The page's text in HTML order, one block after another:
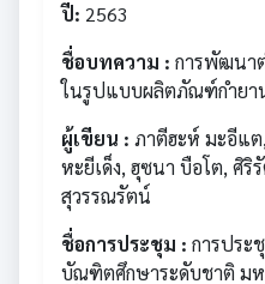
ปี: 2563
ชื่อบทความ : การพัฒนา
ในรูปแบบผลิตภัณฑ์กำยา
ผู้เขียน : ภาตีฮะห์ มะอีแ
หะยีเด็ง, ฮุซนา บือโต, ศิ
สุวรรณรัตน์
ชื่อการประชุม : การประ
บัณฑิตศึกษาระดับชาติ ม